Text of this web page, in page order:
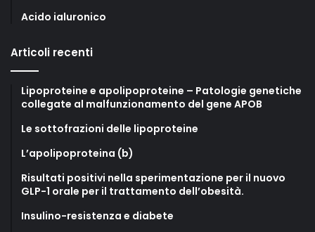
Acido ialuronico
Articoli recenti
Lipoproteine e apolipoproteine – Patologie genetiche
collegate al malfunzionamento del gene APOB
Le sottofrazioni delle lipoproteine
L’apolipoproteina (b)
Risultati positivi nella sperimentazione per il nuovo
GLP-1 orale per il trattamento dell’obesità.
Insulino-resistenza e diabete